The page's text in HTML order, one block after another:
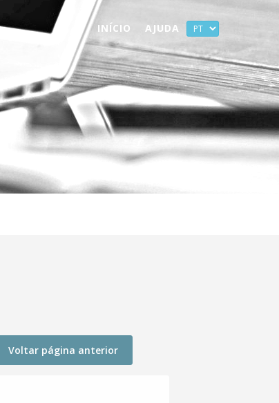
INÍCIO AJUDA
Voltar página anterior